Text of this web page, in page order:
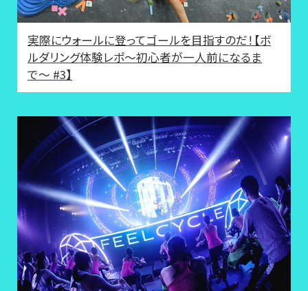
実際にウォールに登ってゴールを目指すのだ！【ボ
ルダリング体験レポ〜初心者が一人前になるま
で〜 #3】